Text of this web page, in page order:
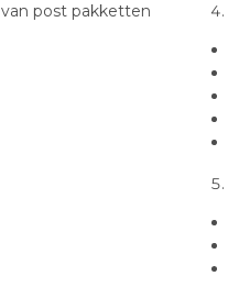
van post pakketten